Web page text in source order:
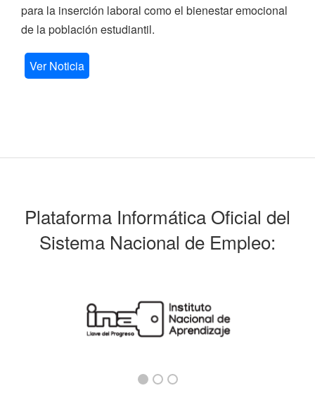
para la inserción laboral como el bienestar emocional
de la población estudiantil.
Ver Noticia
Plataforma Informática Oficial del
Sistema Nacional de Empleo: